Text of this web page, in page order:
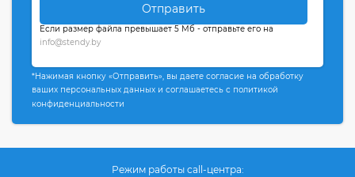
Отправить
Если размер файла превышает 5 Мб - отправьте его на
info@stendy.by
*Нажимая кнопку «Отправить», вы даете согласие на обработку
ваших персональных данных и соглашаетесь с политикой
конфиденциальности
Режим работы call-центра: